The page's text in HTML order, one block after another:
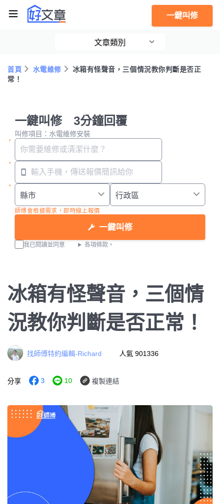
一鍵叫修
文章類別
首頁 水電維修
冰箱有怪聲音，三個情況教你判斷是否正
常！
一鍵叫修 3分鐘回覆
叫修項目：水電維修安裝
師傅會根據需求，即時線上報價
一鍵叫修
我已閱讀並同意 各項條款。
冰箱有怪聲音，三個情
況教你判斷是否正常！
找師傅特約編輯-Richard 人氣 901336
分享 3 10 複製連結